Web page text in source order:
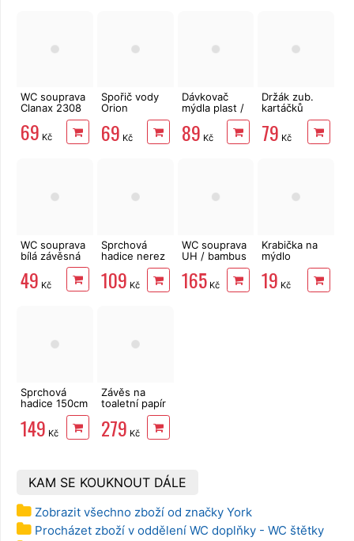
WC souprava
Clanax 2308
69 Kč
Spořič vody
Orion
chromovaný
69 Kč
Dávkovač
mýdla plast /
WHITNEY
0,33 l
89 Kč
Držák zub.
kartáčků
bambus
WHITNEY
79 Kč
WC souprava
bílá závěsná
49 Kč
Sprchová
hadice nerez
Viking
109 Kč
WC souprava
UH / bambus
WHITNEY
165Kč
Krabička na
mýdlo
19 Kč
Sprchová
hadice 150cm
nerez,
Freshhh
149 Kč
Závěs na
toaletní papír
279 Kč
KAM SE KOUKNOUT DÁLE
Zobrazit všechno zboží od značky York
Procházet zboží v oddělení WC doplňky - WC štětky